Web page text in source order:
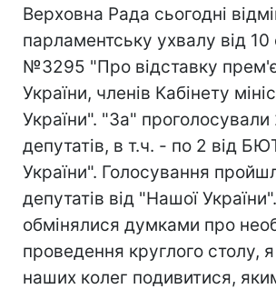
Верховна Рада сьогодні
парламентську ухвалу від 10
№3295 "Про відставку
України, членів Кабінету
України". "За" проголосували
депутатів, в т.ч. - по 2 від
України". Голосування
депутатів від "Нашої
обмінялися думками про
проведення круглого столу,
наших колег подивитися,